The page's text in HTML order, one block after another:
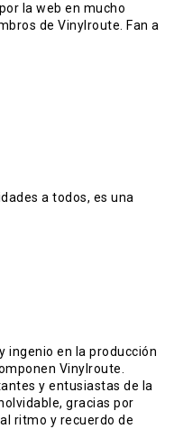
la web en mucho
de Vinylroute. Fan a
a todos, es una
ingenio en la producción
Vinylroute.
y entusiastas de la
gracias por
ritmo y recuerdo de